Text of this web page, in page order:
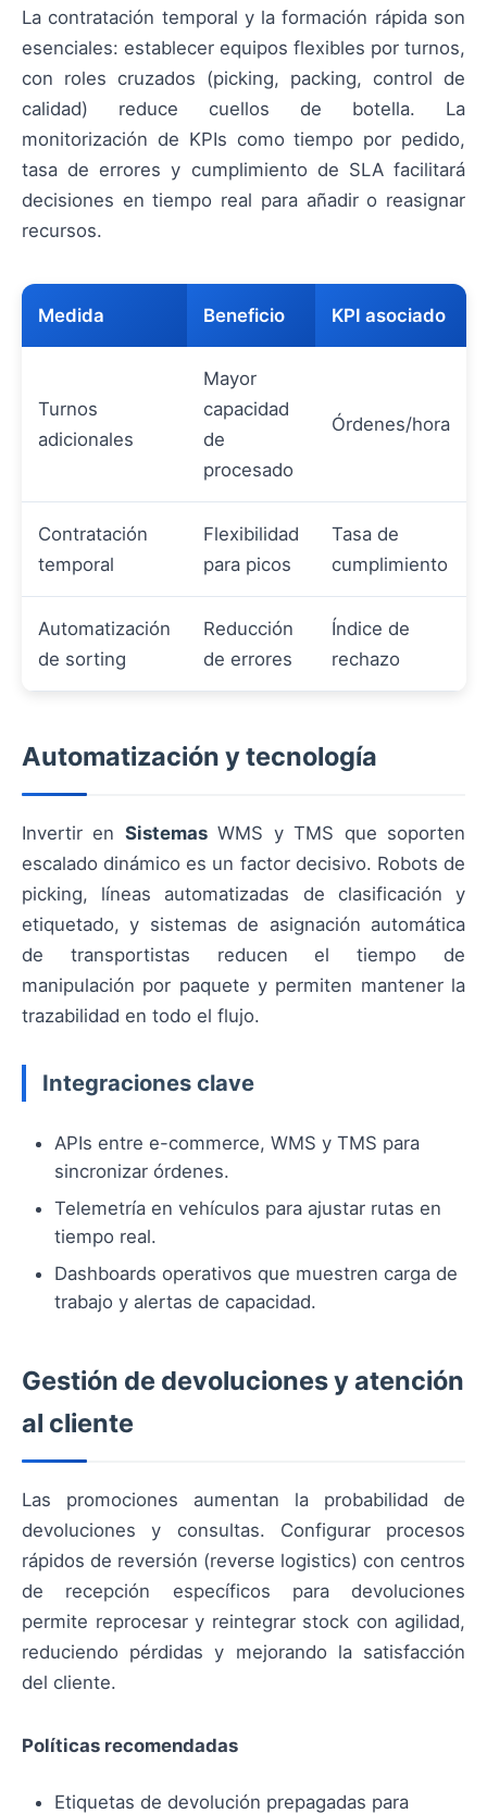
La contratación temporal y la formación rápida son
esenciales: establecer equipos flexibles por turnos,
con roles cruzados (picking, packing, control de
calidad) reduce cuellos de botella. La
monitorización de KPIs como tiempo por pedido,
tasa de errores y cumplimiento de SLA facilitará
decisiones en tiempo real para añadir o reasignar
recursos.
Medida Beneficio KPI asociado
Turnos
adicionales
Mayor
capacidad
de
procesado
Órdenes/hora
Contratación
temporal
Flexibilidad
para picos
Tasa de
cumplimiento
Automatización
de sorting
Reducción
de errores
Índice de
rechazo
Automatización y tecnología
Invertir en SistemasWMS y TMS que soporten
escalado dinámico es un factor decisivo. Robots de
picking, líneas automatizadas de clasificación y
etiquetado, y sistemas de asignación automática
de transportistas reducen el tiempo de
manipulación por paquete y permiten mantener la
trazabilidad en todo el flujo.
Integraciones clave
APIs entre e-commerce, WMS y TMS para
sincronizar órdenes.
Telemetría en vehículos para ajustar rutas en
tiempo real.
Dashboards operativos que muestren carga de
trabajo y alertas de capacidad.
Gestión de devoluciones y atención
al cliente
Las promociones aumentan la probabilidad de
devoluciones y consultas. Configurar procesos
rápidos de reversión (reverse logistics) con centros
de recepción específicos para devoluciones
permite reprocesar y reintegrar stock con agilidad,
reduciendo pérdidas y mejorando la satisfacción
del cliente.
Políticas recomendadas
Etiquetas de devolución prepagadas para